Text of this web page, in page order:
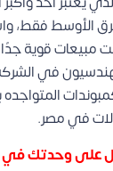
الأوسط فقط،
مبيعات قوية
في
في مصر.
على وحدتك في